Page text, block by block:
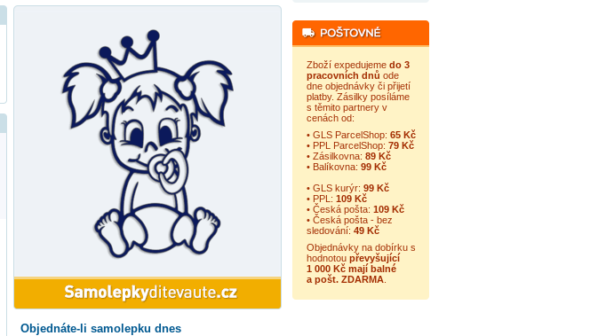
Objednáte-li samolepku dnes
Zboží expedujeme do 3
pracovních dnů ode
dne objednávky či přijetí
platby. Zásilky posíláme
s těmito partnery v
cenách od:
• GLS ParcelShop: 65 Kč
• PPL ParcelShop: 79 Kč
• Zásilkovna: 89 Kč
• Balíkovna: 99 Kč
• GLS kurýr: 99 Kč
• PPL: 109 Kč
• Česká pošta: 109 Kč
• Česká pošta - bez
sledování: 49 Kč
Objednávky na dobírku s
hodnotou převyšující
1 000 Kč mají balné
a pošt. ZDARMA.